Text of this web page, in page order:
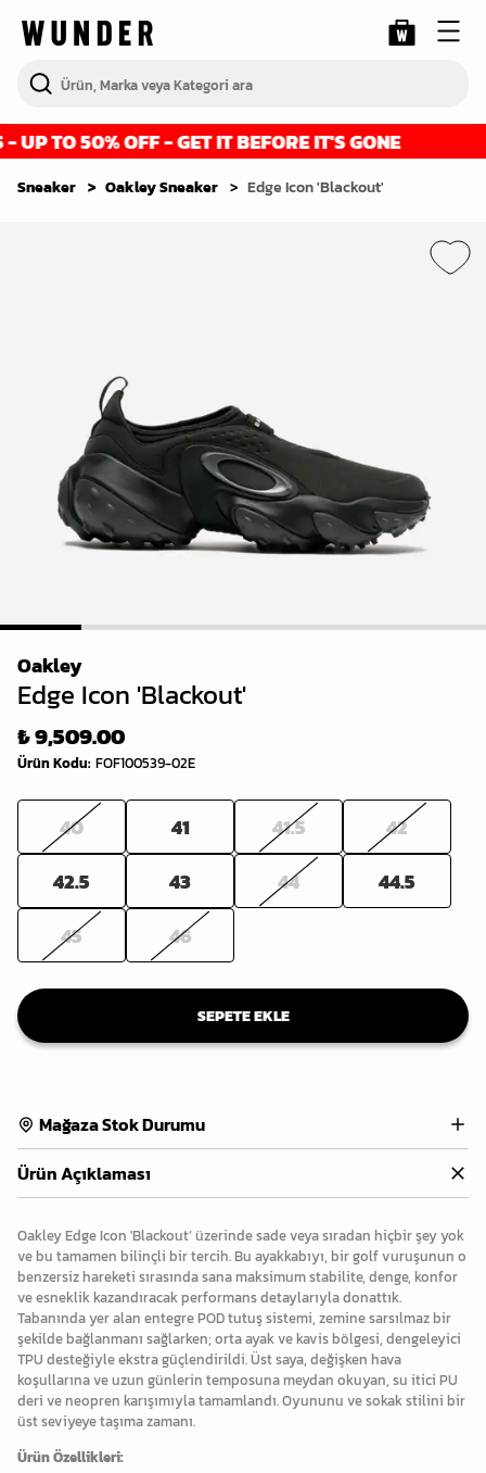
TO 50% OFF - GET IT BEFORE IT'S GONE
Sneaker Oakley Sneaker Edge Icon 'Blackout'
1 2 3 4 5 6
Oakley
Edge Icon 'Blackout'
₺ 9,509.00
Ürün Kodu: FOF100539-02E
40 41 41.5
42
42.5
43 44
44.5
45
46
SEPETE EKLE
Mağaza Stok Durumu
Ürün Açıklaması
Oakley Edge Icon 'Blackout’ üzerinde sade veya sıradan hiçbir şey yok
ve bu tamamen bilinçli bir tercih. Bu ayakkabıyı, bir golf vuruşunun o
benzersiz hareketi sırasında sana maksimum stabilite, denge, konfor
ve esneklik kazandıracak performans detaylarıyla donattık.
Tabanında yer alan entegre POD tutuş sistemi, zemine sarsılmaz bir
şekilde bağlanmanı sağlarken; orta ayak ve kavis bölgesi, dengeleyici
TPU desteğiyle ekstra güçlendirildi. Üst saya, değişken hava
koşullarına ve uzun günlerin temposuna meydan okuyan, su itici PU
deri ve neopren karışımıyla tamamlandı. Oyununu ve sokak stilini bir
üst seviyeye taşıma zamanı.
Ürün Özellikleri: